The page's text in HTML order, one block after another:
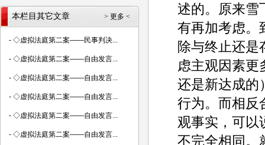
述的。原来雪
有再加考虑。
除与终止还是
虑主观因素更
还是新达成的
行为。而相反
观事实，可以
不完全相同。
> 更多 <
本栏目其它文章
- ◇虚拟法庭第二案——民事判决...
- ◇虚拟法庭第二案——自由发言...
- ◇虚拟法庭第二案——自由发言...
- ◇虚拟法庭第二案——自由发言...
- ◇虚拟法庭第二案——自由发言...
- ◇虚拟法庭第二案——自由发言...